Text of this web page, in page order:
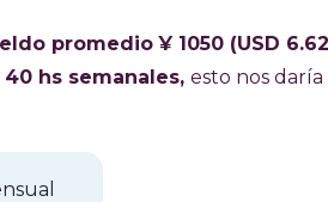
promedio ¥ 1050 (USD 6.62
40 hs semanales, esto nos